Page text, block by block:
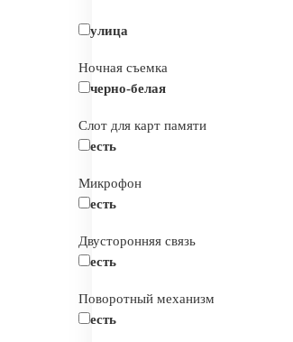
улица
Ночная съемка
черно-белая
Слот для карт памяти
есть
Микрофон
есть
Двусторонняя связь
есть
Поворотный механизм
есть